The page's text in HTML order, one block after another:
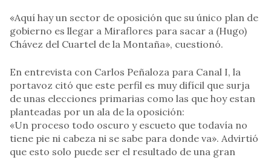
«Aquí hay un sector de oposición que su único plan de
gobierno es llegar a Miraflores para sacar a (Hugo)
Chávez del Cuartel de la Montaña», cuestionó.
En entrevista con Carlos Peñaloza para Canal I, la
portavoz citó que este perfil es muy difícil que surja
de unas elecciones primarias como las que hoy estan
planteadas por un ala de la oposición:
«Un proceso todo oscuro y escueto que todavía no
tiene pie ni cabeza ni se sabe para donde va». Advirtió
que esto solo puede ser el resultado de una gran